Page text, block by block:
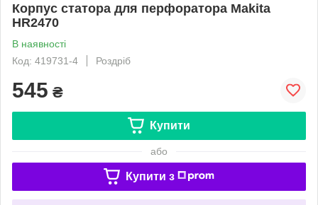
Корпус статора для перфоратора Makita
HR2470
В наявності
Код: 419731-4
Роздріб
545 ₴
Купити
або
Купити з